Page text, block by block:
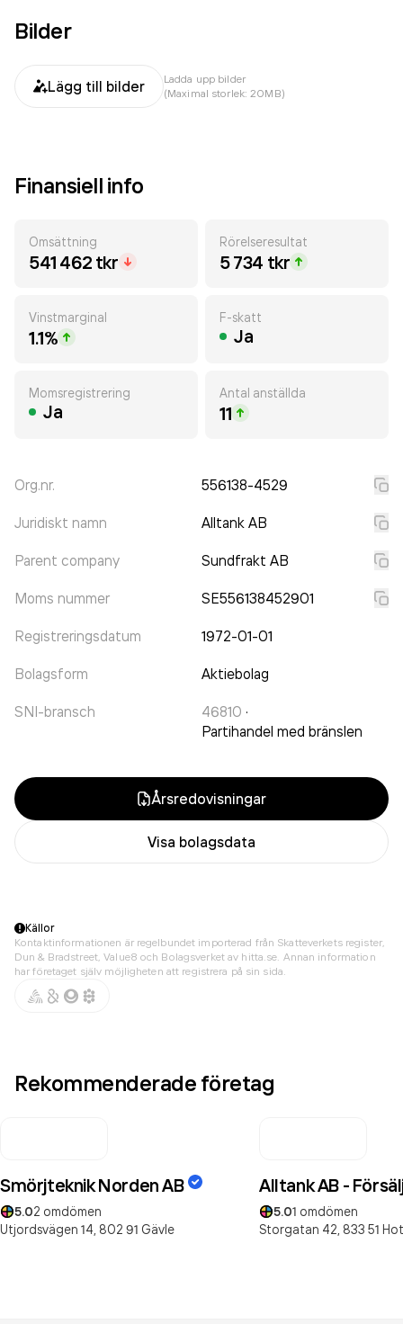
Bilder
Lägg till bilder
Ladda upp bilder
(Maximal storlek: 20MB)
Finansiell info
Omsättning
541 462 tkr
Rörelseresultat
5 734 tkr
Vinstmarginal
1.1%
F-skatt
Ja
Momsregistrering
Ja
Antal anställda
11
Org.nr. 556138-4529
Juridiskt namn Alltank AB
Parent company Sundfrakt AB
Moms nummer SE556138452901
Registreringsdatum 1972-01-01
Bolagsform Aktiebolag
SNI-bransch 46810 ·
Partihandel med bränslen
Årsredovisningar
Visa bolagsdata
Källor
Kontaktinformationen är regelbundet importerad från Skatteverkets register,
Dun & Bradstreet, Value8 och Bolagsverket av hitta.se. Annan information
har företaget själv möjligheten att registrera på sin sida.
Rekommenderade företag
Smörjteknik Norden AB
5.02 omdömen
Utjordsvägen 14, 802 91 Gävle
Alltank AB -
5.01 omdömen
Storgatan 42, 833 51